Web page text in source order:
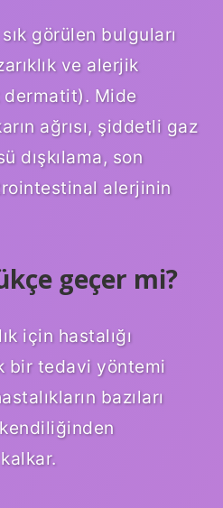
görülen bulguları
ve alerjik
dermatit). Mide
ağrısı, şiddetli gaz
dışkılama, son
alerjinin
geçer mi?
için hastalığı
bir tedavi yöntemi
bazıları